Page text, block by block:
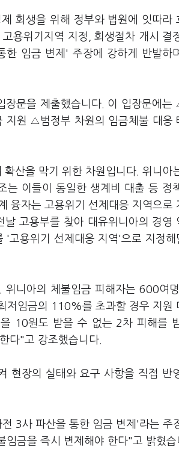
회생을 위해 정부와 법원에 잇따라
용위기지역 지정, 회생절차 개시 결
한 임금 변제' 주장에 강하게 반발하
장문을 제출했습니다. 이 입장문에
지원 △범정부 차원의 임금체불 대응
산을 막기 위한 차원입니다. 위니아
는 이들이 동일한 생계비 대출 등 정
융자는 고용위기 선제대응 지역으로
고용부를 찾아 대유위니아의 경영
'고용위기 선제대응 지역'으로 지정해
위니아의 체불임금 피해자는 600여
저임금의 110%를 초과할 경우 지원
10원도 받을 수 없는 2차 피해를
다"고 강조했습니다.
현장의 실태와 요구 사항을 직접 반
3사 파산을 통한 임금 변제'라는 주
임금을 즉시 변제해야 한다"고 밝혔